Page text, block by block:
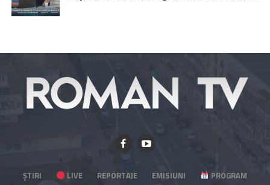
ȘTIRI LIVE REPORTAJE EMISIUNI
PROGRAM